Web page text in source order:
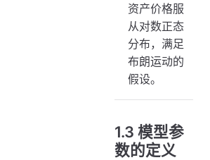
资产价格服
从对数正态
分布，满足
布朗运动的
假设。
1.3 模型参
数的定义